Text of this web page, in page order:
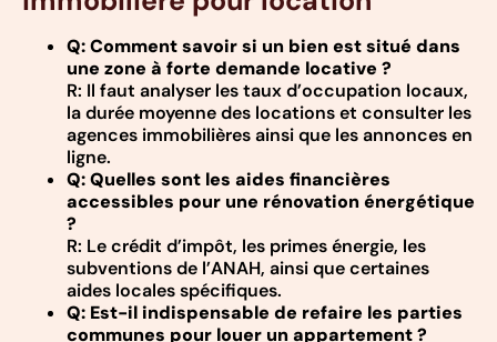
Q: Comment savoir si un bien est situé dans
une zone à forte demande locative ?
R: Il faut analyser les taux d’occupation locaux,
la durée moyenne des locations et consulter les
agences immobilières ainsi que les annonces en
ligne.
Q: Quelles sont les aides financières
accessibles pour une rénovation énergétique
?
R: Le crédit d’impôt, les primes énergie, les
subventions de l’ANAH, ainsi que certaines
aides locales spécifiques.
Q: Est-il indispensable de refaire les parties
communes pour louer un appartement ?